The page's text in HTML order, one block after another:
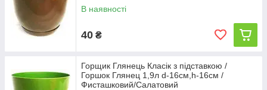
В наявності
40 ₴
Горщик Глянець Класік з підставкою /
Горшок Глянец 1,9л d-16см,h-16см /
Фисташковий/Салатовий